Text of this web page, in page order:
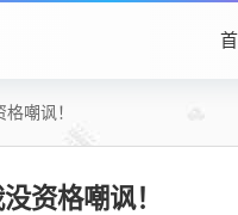
嘲讽！
资格嘲讽！